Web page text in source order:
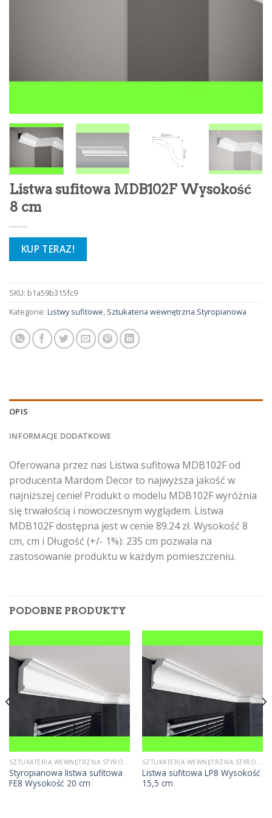
Listwa sufitowa MDB102F Wysokość
8 cm
KUP TERAZ!
SKU: b1a59b315fc9
Kategorie: Listwy sufitowe, Sztukateria wewnętrzna Styropianowa
OPIS
INFORMACJE DODATKOWE
Oferowana przez nas Listwa sufitowa MDB102F od
producenta Mardom Decor to najwyższa jakość w
najniższej cenie! Produkt o modelu MDB102F wyróżnia
się trwałością i nowoczesnym wyglądem. Listwa
MDB102F dostępna jest w cenie 89.24 zł. Wysokość 8
cm, cm i Długość (+/- 1%): 235 cm pozwala na
zastosowanie produktu w każdym pomieszczeniu.
PODOBNE PRODUKTY
SZTUKATERIA WEWNĘTRZNA STYROPIANOWA
Styropianowa listwa sufitowa
FE8 Wysokość 20 cm
SZTUKATERIA WEWNĘTRZNA STYROPIANOWA
Listwa sufitowa LP8 Wysokość
15,5 cm